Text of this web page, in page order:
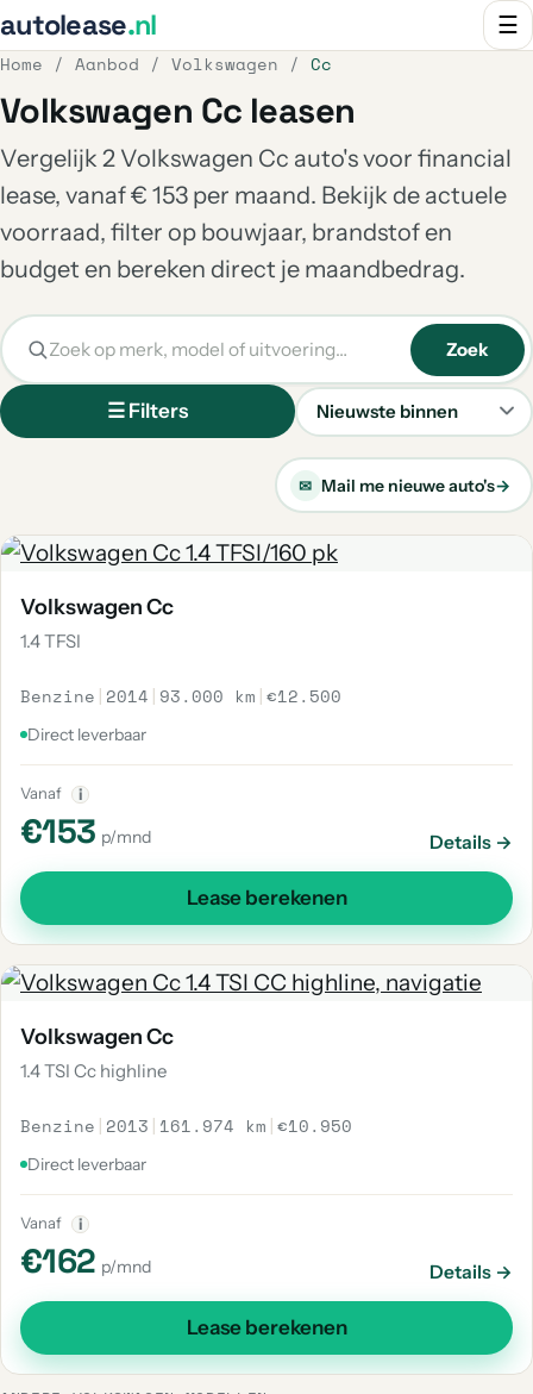
autolease.nl ☰
Home / Aanbod / Volkswagen / Cc
Volkswagen Cc leasen
Vergelijk 2 Volkswagen Cc auto's voor financial
lease, vanaf € 153 per maand. Bekijk de actuele
voorraad, filter op bouwjaar, brandstof en
budget en bereken direct je maandbedrag.
☰ Filters
Sorteren
Zoek
✉ Mail me nieuwe auto's→
Volkswagen Cc
1.4 TFSI
Benzine | 2014 | 93.000 km |€12.500
Direct leverbaar
Vanaf i
€153 p/mnd Details →
Lease berekenen
Volkswagen Cc
1.4 TSI Cc highline
Benzine | 2013 | 161.974 km |€10.950
Direct leverbaar
Vanaf i
€162 p/mnd Details →
Lease berekenen